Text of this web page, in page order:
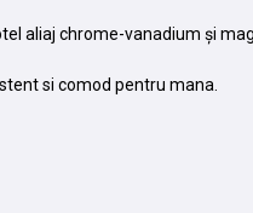
aliaj chrome-vanadium și
si comod pentru mana.